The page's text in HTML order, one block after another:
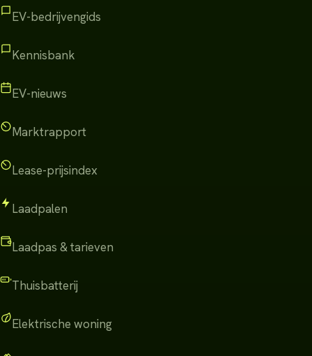
EV-bedrijvengids
Kennisbank
EV-nieuws
Marktrapport
Lease-prijsindex
Laadpalen
Laadpas & tarieven
Thuisbatterij
Elektrische woning